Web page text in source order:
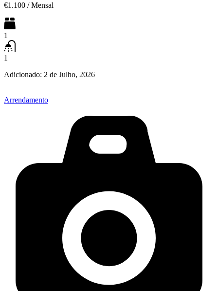
€1.100 / Mensal
1
1
Adicionado: 2 de Julho, 2026
Arrendamento